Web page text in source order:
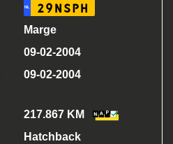
NL 29NSPH
Marge
09-02-2004
09-02-2004
217.867 KM
Hatchback